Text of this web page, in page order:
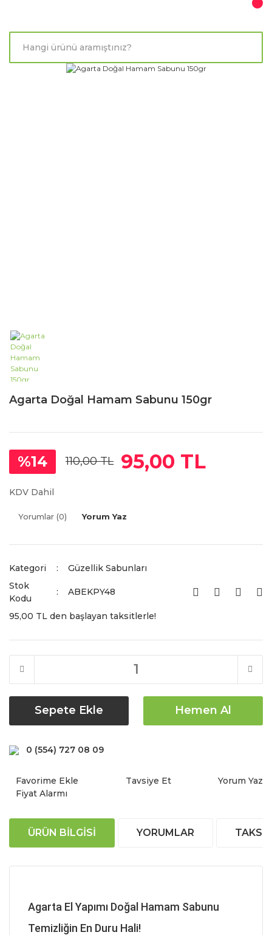
Agarta Doğal Hamam Sabunu 150gr
%14 110,00 TL 95,00 TL
KDV Dahil
Yorumlar (0) Yorum Yaz
Kategori
Güzellik Sabunları
Stok
Kodu
ABEKPY48
95,00 TL den başlayan taksitlerle!
Sepete Ekle Hemen Al
0 (554) 727 08 09
Tavsiye Et
Yorum Yaz
Fiyat Alarmı
ÜRÜN BILGISI YORUMLAR
Agarta El Yapımı Doğal Hamam Sabunu
Temizliğin En Duru Hali!